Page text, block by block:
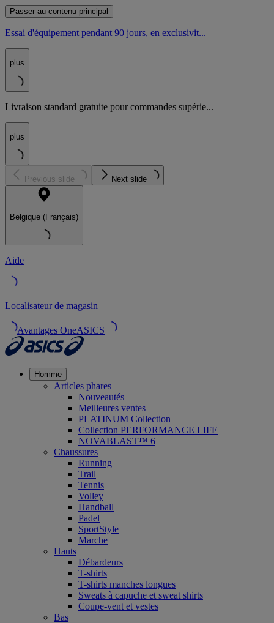
Passer au contenu principal
Essai d'équipement pendant 90 jours, en exclusivit...
plus
Livraison standard gratuite pour commandes supérie...
plus
Previous slide Next slide
Belgique (Français)
Aide
Localisateur de magasin
Avantages OneASICS
Homme
Articles phares
Nouveautés
Meilleures ventes
PLATINUM Collection
Collection PERFORMANCE LIFE
NOVABLAST™ 6
Chaussures
Running
Trail
Tennis
Volley
Handball
Padel
SportStyle
Marche
Hauts
Débardeurs
T-shirts
T-shirts manches longues
Sweats à capuche et sweat shirts
Coupe-vent et vestes
Bas